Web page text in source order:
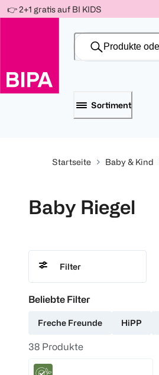
-10%
Für
150 Ös
-15%
Für
300 Ös
-20%
Für
500 Ös
Weiter
zum
👉 2+1 gratis auf BI KIDS
Sortiment
Startseite Baby & Kind
Baby Riegel
Filter
Beliebte Filter
Freche Freunde HiPP
38 Produkte